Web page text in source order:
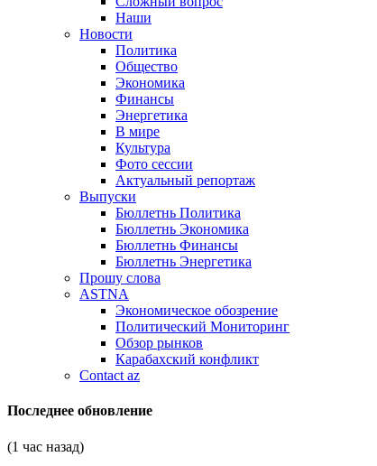
Наши
Новости
Политика
Общество
Экономика
Финансы
Энергетика
В мире
Культура
Фото сессии
Актуальный репортаж
Выпуски
Бюллетнь Политика
Бюллетнь Экономика
Бюллетнь Финансы
Бюллетнь Энергетика
Прошу слова
ASTNA
Экономическое обозрение
Политический Мониторинг
Обзор рынков
Карабахский конфликт
Contact az
Последнее обновление
(1 час назад)